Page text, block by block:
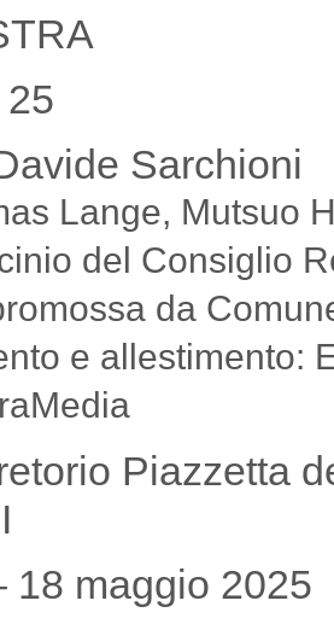
Sarchioni
Lange, Mutsuo
del Consiglio
da
e allestimento:
Piazzetta
18 maggio 2025